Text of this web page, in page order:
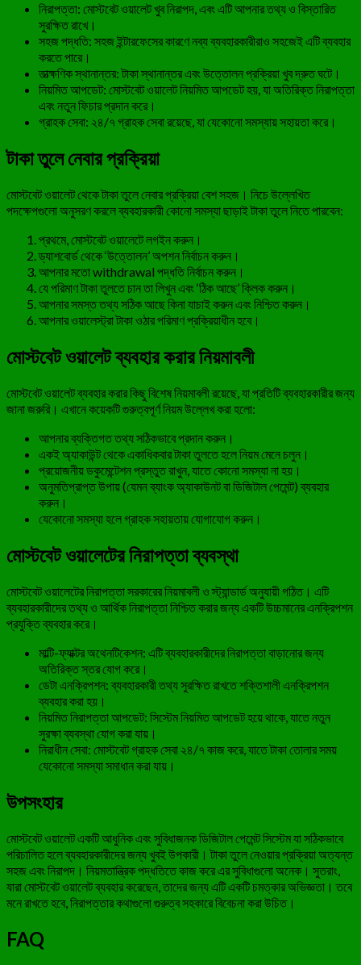
নিরাপত্তা: মোস্টবেট ওয়ালেট খুব নিরাপদ, এবং এটি আপনার তথ্য ও বিস্তারিত
সুরক্ষিত রাখে।
সহজ পদ্ধতি: সহজ ইন্টারফেসের কারণে নব্য ব্যবহারকারীরাও সহজেই এটি ব্যবহার
করতে পারে।
তাত্ক্ষণিক স্থানান্তর: টাকা স্থানান্তর এবং উত্তোলন প্রক্রিয়া খুব দ্রুত ঘটে।
নিয়মিত আপডেট: মোস্টবেট ওয়ালেট নিয়মিত আপডেট হয়, যা অতিরিক্ত নিরাপত্তা
এবং নতুন ফিচার প্রদান করে।
গ্রাহক সেবা: ২৪/৭ গ্রাহক সেবা রয়েছে, যা যেকোনো সমস্যায় সহায়তা করে।
টাকা তুলে নেবার প্রক্রিয়া
মোস্টবেট ওয়ালেট থেকে টাকা তুলে নেবার প্রক্রিয়া বেশ সহজ। নিচে উল্লেখিত
পদক্ষেপগুলো অনুসরণ করলে ব্যবহারকারী কোনো সমস্যা ছাড়াই টাকা তুলে নিতে পারবেন:
প্রথমে, মোস্টবেট ওয়ালেটে লগইন করুন।
ড্যাশবোর্ড থেকে ‘উত্তোলন’ অপশন নির্বাচন করুন।
আপনার মতো withdrawal পদ্ধতি নির্বাচন করুন।
যে পরিমাণ টাকা তুলতে চান তা লিখুন এবং ‘ঠিক আছে’ ক্লিক করুন।
আপনার সমস্ত তথ্য সঠিক আছে কিনা যাচাই করুন এবং নিশ্চিত করুন।
আপনার ওয়ালেস্ট্রা টাকা ওঠার পরিমাণ প্রক্রিয়াধীন হবে।
মোস্টবেট ওয়ালেট ব্যবহার করার নিয়মাবলী
মোস্টবেট ওয়ালেট ব্যবহার করার কিছু বিশেষ নিয়মাবলী রয়েছে, যা প্রতিটি ব্যবহারকারীর জন্য
জানা জরুরি। এখানে কয়েকটি গুরুত্বপূর্ণ নিয়ম উল্লেখ করা হলো:
আপনার ব্যক্তিগত তথ্য সঠিকভাবে প্রদান করুন।
একই অ্যাকাউন্ট থেকে একাধিকবার টাকা তুলতে হলে নিয়ম মেনে চলুন।
প্রয়োজনীয় ডকুমেন্টেশন প্রস্তুত রাখুন, যাতে কোনো সমস্যা না হয়।
অনুমতিপ্রাপ্ত উপায় (যেমন ব্যাংক অ্যাকাউনট বা ডিজিটাল পেমেন্ট) ব্যবহার
করুন।
যেকোনো সমস্যা হলে গ্রাহক সহায়তায় যোগাযোগ করুন।
মোস্টবেট ওয়ালেটের নিরাপত্তা ব্যবস্থা
মোস্টবেট ওয়ালেটের নিরাপত্তা সরকারের নিয়মাবলী ও স্ট্যান্ডার্ড অনুযায়ী গঠিত। এটি
ব্যবহারকারীদের তথ্য ও আর্থিক নিরাপত্তা নিশ্চিত করার জন্য একটি উচ্চমানের এনক্রিপশন
প্রযুক্তি ব্যবহার করে।
মাল্টি-ফ্যাক্টর অথেনটিকেশন: এটি ব্যবহারকারীদের নিরাপত্তা বাড়ানোর জন্য
অতিরিক্ত স্তর যোগ করে।
ডেটা এনক্রিপশন: ব্যবহারকারী তথ্য সুরক্ষিত রাখতে শক্তিশালী এনক্রিপশন
ব্যবহার করা হয়।
নিয়মিত নিরাপত্তা আপডেট: সিস্টেম নিয়মিত আপডেট হয়ে থাকে, যাতে নতুন
সুরক্ষা ব্যবস্থা যোগ করা যায়।
নিরাধীন সেবা: মোস্টবেট গ্রাহক সেবা ২৪/৭ কাজ করে, যাতে টাকা তোলার সময়
যেকোনো সমস্যা সমাধান করা যায়।
উপসংহার
মোস্টবেট ওয়ালেট একটি আধুনিক এবং সুবিধাজনক ডিজিটাল পেমেন্ট সিস্টেম যা সঠিকভাবে
পরিচালিত হলে ব্যবহারকারীদের জন্য খুবই উপকারী। টাকা তুলে নেওয়ার প্রক্রিয়া অত্যন্ত
সহজ এবং নিরাপদ। নিয়মতান্ত্রিক পদ্ধতিতে কাজ করে এর সুবিধাগুলো অনেক। সুতরাং,
যারা মোস্টবেট ওয়ালেট ব্যবহার করেছেন, তাদের জন্য এটি একটি চমত্কার অভিজ্ঞতা। তবে
মনে রাখতে হবে, নিরাপত্তার কথাগুলো গুরুত্ব সহকারে বিবেচনা করা উচিত।
FAQ